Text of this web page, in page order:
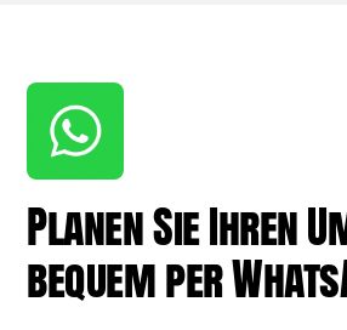
Planen Sie Ihren
bequem per